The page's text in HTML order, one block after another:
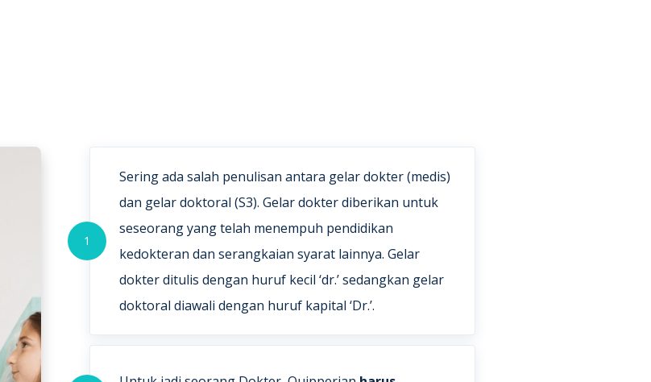
1
Sering ada salah penulisan antara gelar dokter (medis)
dan gelar doktoral (S3). Gelar dokter diberikan untuk
seseorang yang telah menempuh pendidikan
kedokteran dan serangkaian syarat lainnya. Gelar
dokter ditulis dengan huruf kecil ‘dr.’ sedangkan gelar
doktoral diawali dengan huruf kapital ‘Dr.’.